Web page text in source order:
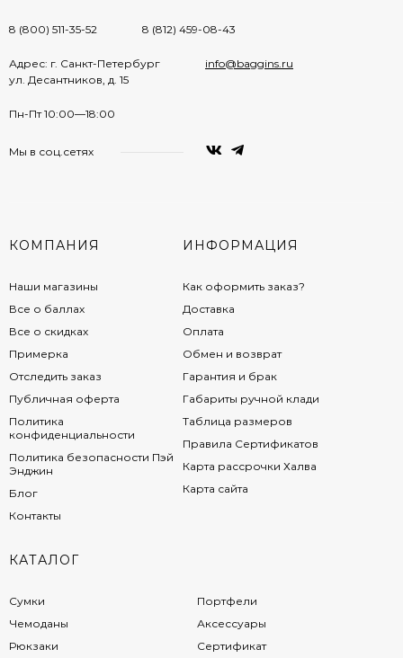
8 (800) 511-35-52 8 (812) 459-08-43
Адрес: г. Санкт-Петербург
ул. Десантников, д. 15
info@baggins.ru
Пн-Пт 10:00—18:00
Мы в соц.сетях
КОМПАНИЯ
Наши магазины
Все о баллах
Все о скидках
Примерка
Отследить заказ
Публичная оферта
Политика
конфиденциальности
Политика безопасности Пэй
Энджин
Блог
Контакты
ИНФОРМАЦИЯ
Как оформить заказ?
Доставка
Оплата
Обмен и возврат
Гарантия и брак
Габариты ручной клади
Таблица размеров
Правила Сертификатов
Карта рассрочки Халва
Карта сайта
КАТАЛОГ
Сумки
Чемоданы
Рюкзаки
Портфели
Аксессуары
Сертификат